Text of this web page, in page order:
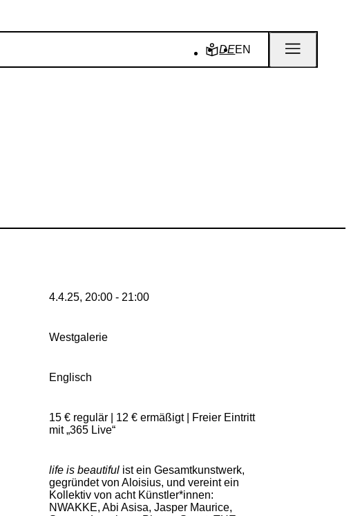
DEEN
4.4.25, 20:00 - 21:00
Westgalerie
Englisch
15 € regulär | 12 € ermäßigt | Freier Eintritt
mit „365 Live“
life is beautiful ist ein Gesamtkunstwerk,
gegründet von Aloisius, und vereint ein
Kollektiv von acht Künstler*innen:
NWAKKE, Abi Asisa, Jasper Maurice,